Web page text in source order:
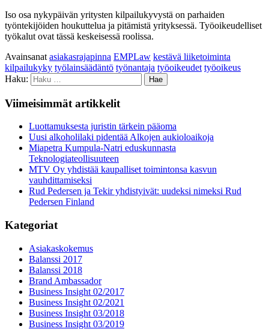
Iso osa nykypäivän yritysten kilpailukyvystä on parhaiden
työntekijöiden houkuttelua ja pitämistä yrityksessä. Työoikeudelliset
työkalut ovat tässä keskeisessä roolissa.
Avainsanat asiakasrajapinna EMPLaw kestävä liiketoiminta
kilpailukyky työlainsäädäntö työnantaja työoikeudet työoikeus
Haku:
Viimeisimmät artikkelit
Luottamuksesta juristin tärkein pääoma
Uusi alkoholilaki pidentää Alkojen aukioloaikoja
Miapetra Kumpula-Natri eduskunnasta
Teknologiateollisuuteen
MTV Oy yhdistää kaupalliset toimintonsa kasvun
vauhdittamiseksi
Rud Pedersen ja Tekir yhdistyivät: uudeksi nimeksi Rud
Pedersen Finland
Kategoriat
Asiakaskokemus
Balanssi 2017
Balanssi 2018
Brand Ambassador
Business Insight 02/2017
Business Insight 02/2021
Business Insight 03/2018
Business Insight 03/2019